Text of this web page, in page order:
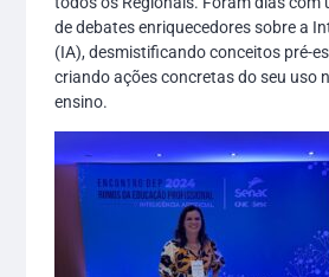
de debates enriquecedores sobre a
(IA), desmistificando conceitos pré-
criando ações concretas do seu uso
ensino.